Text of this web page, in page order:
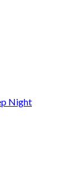
Night